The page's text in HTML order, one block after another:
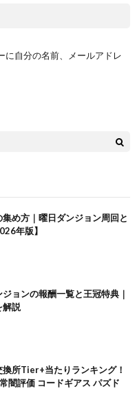
に自分の名前、メールアドレ
め方｜曜日ダンジョン周回と
年版】
ョンの報酬一覧と王冠特典｜
解説
換所Tier+当たりランキング！
闇評価 コードギアス パズド